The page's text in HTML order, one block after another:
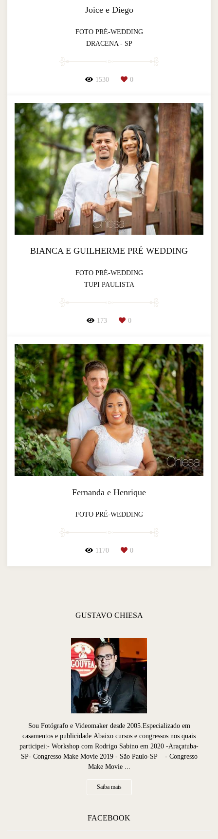
Joice e Diego
FOTO PRÉ-WEDDING
DRACENA - SP
1530 0
BIANCA E GUILHERME PRÉ WEDDING
FOTO PRÉ-WEDDING
TUPI PAULISTA
173 0
Fernanda e Henrique
FOTO PRÉ-WEDDING
1170 0
GUSTAVO CHIESA
Sou Fotógrafo e Videomaker desde 2005.Especializado em
casamentos e publicidade.Abaixo cursos e congressos nos quais
participei:- Workshop com Rodrigo Sabino em 2020 -Araçatuba-
SP- Congresso Make Movie 2019 - São Paulo-SP - Congresso
Make Movie ...
Saiba mais
FACEBOOK